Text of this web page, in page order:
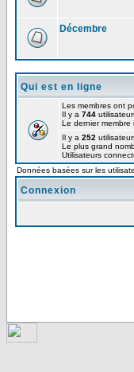
Décembre
Qui est en ligne
Les membres ont
Il y a 744
Le dernier membre
Il y a 252
Le plus grand
Utilisateurs
Données basées sur les
Connexion